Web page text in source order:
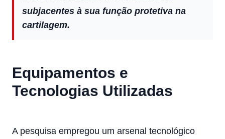
subjacentes à sua função protetiva na
cartilagem.
Equipamentos e
Tecnologias Utilizadas
A pesquisa empregou um arsenal tecnológico